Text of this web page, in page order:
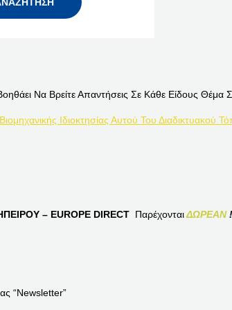
Να Βρείτε Απαντήσεις Σε Κάθε Είδους
Ιδιοκτησίας Αυτού Του Διαδικτυακού
– EUROPE DIRECT ΠαρέχονταιΔΩΡΕΑΝ!
“Newsletter”